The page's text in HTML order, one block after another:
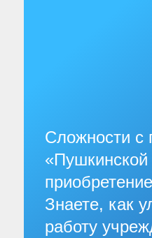
Сложности с
Знаете, как
работу